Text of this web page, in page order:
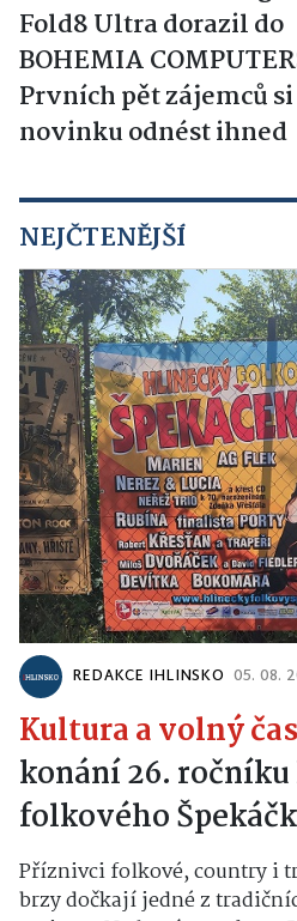
Fold8 Ultra dorazil do
BOHEMIA
Prvních pět zájemců
novinku odnést ihned
NEJČTENĚJŠÍ
REDAKCE IHLINSKO 05. 08.
Kultura a volný čas
konání 26.
folkového
Příznivci folkové, country i
brzy dočkají jedné z